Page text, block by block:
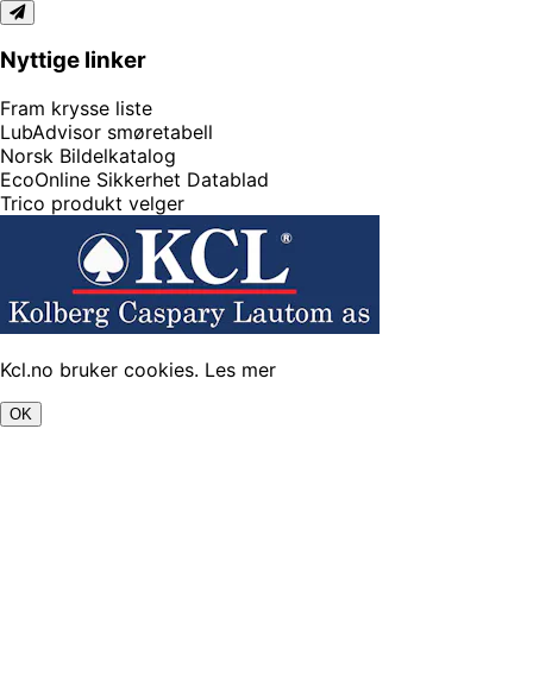
Nyttige linker
Fram krysse liste
LubAdvisor smøretabell
Norsk Bildelkatalog
EcoOnline Sikkerhet Datablad
Trico produkt velger
Kcl.no bruker cookies. Les mer
OK